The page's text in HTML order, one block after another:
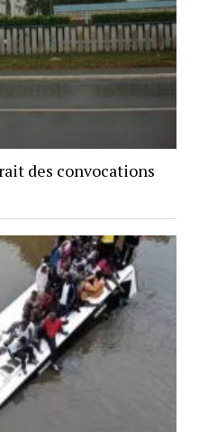
des convocations